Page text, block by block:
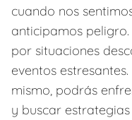
cuando nos
anticipamos
por situaciones
eventos
mismo, podrás
y buscar